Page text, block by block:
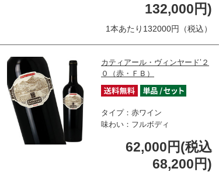
132,000円)
1本あたり132000円（税込）
カティアール・ヴィンヤード’２
０（赤・ＦＢ）
タイプ：赤ワイン
味わい：フルボディ
62,000円(税込
68,200円)